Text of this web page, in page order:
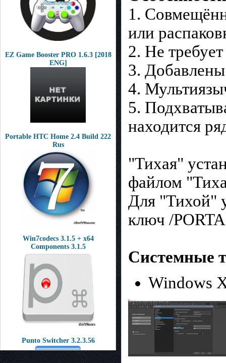
EZ Game Booster PRO 1.6.3 [2018
ENG]
Portable HTC Home 2.4 Build 222
Rus
Win7codecs 3.1.5 + x64
Components 3.1.5
Punto Switcher 3.2.3.56
1.
или
2. Не
3.
4.
5.
находится
"Тихая"
файлом
Для "Тихой"
ключ /
Системные
Windows